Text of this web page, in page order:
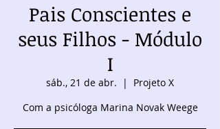
Pais Conscientes e
seus Filhos - Módulo
I
sáb., 21 de abr.
  |
Projeto X
Com a psicóloga Marina Novak Weege